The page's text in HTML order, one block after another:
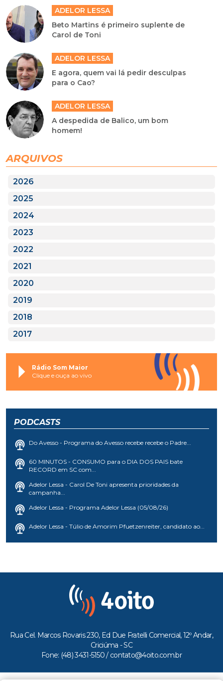
ADELOR LESSA
Beto Martins é primeiro suplente de
Carol de Toni
ADELOR LESSA
E agora, quem vai lá pedir desculpas
para o Cao?
ADELOR LESSA
A despedida de Balico, um bom
homem!
ARQUIVOS
2026
2025
2024
2023
2022
2021
2020
2019
2018
2017
Rádio Som Maior
Clique e ouça ao vivo
PODCASTS
Do Avesso - Programa do Avesso recebe recebe o Padre...
60 MINUTOS - CONSUMO para o DIA DOS PAIS bate
RECORD em SC com...
Adelor Lessa - Carol De Toni apresenta prioridades da
campanha...
Adelor Lessa - Programa Adelor Lessa (05/08/26)
Adelor Lessa - Túlio de Amorim Pfuetzenreiter, candidato ao...
Rua Cel. Marcos Rovaris 230, Ed Due Fratelli Comercial, 12º Andar,
Criciúma - SC
Fone: (48) 3431-5150 / contato@4oito.com.br